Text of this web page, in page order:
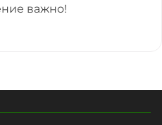
важно!